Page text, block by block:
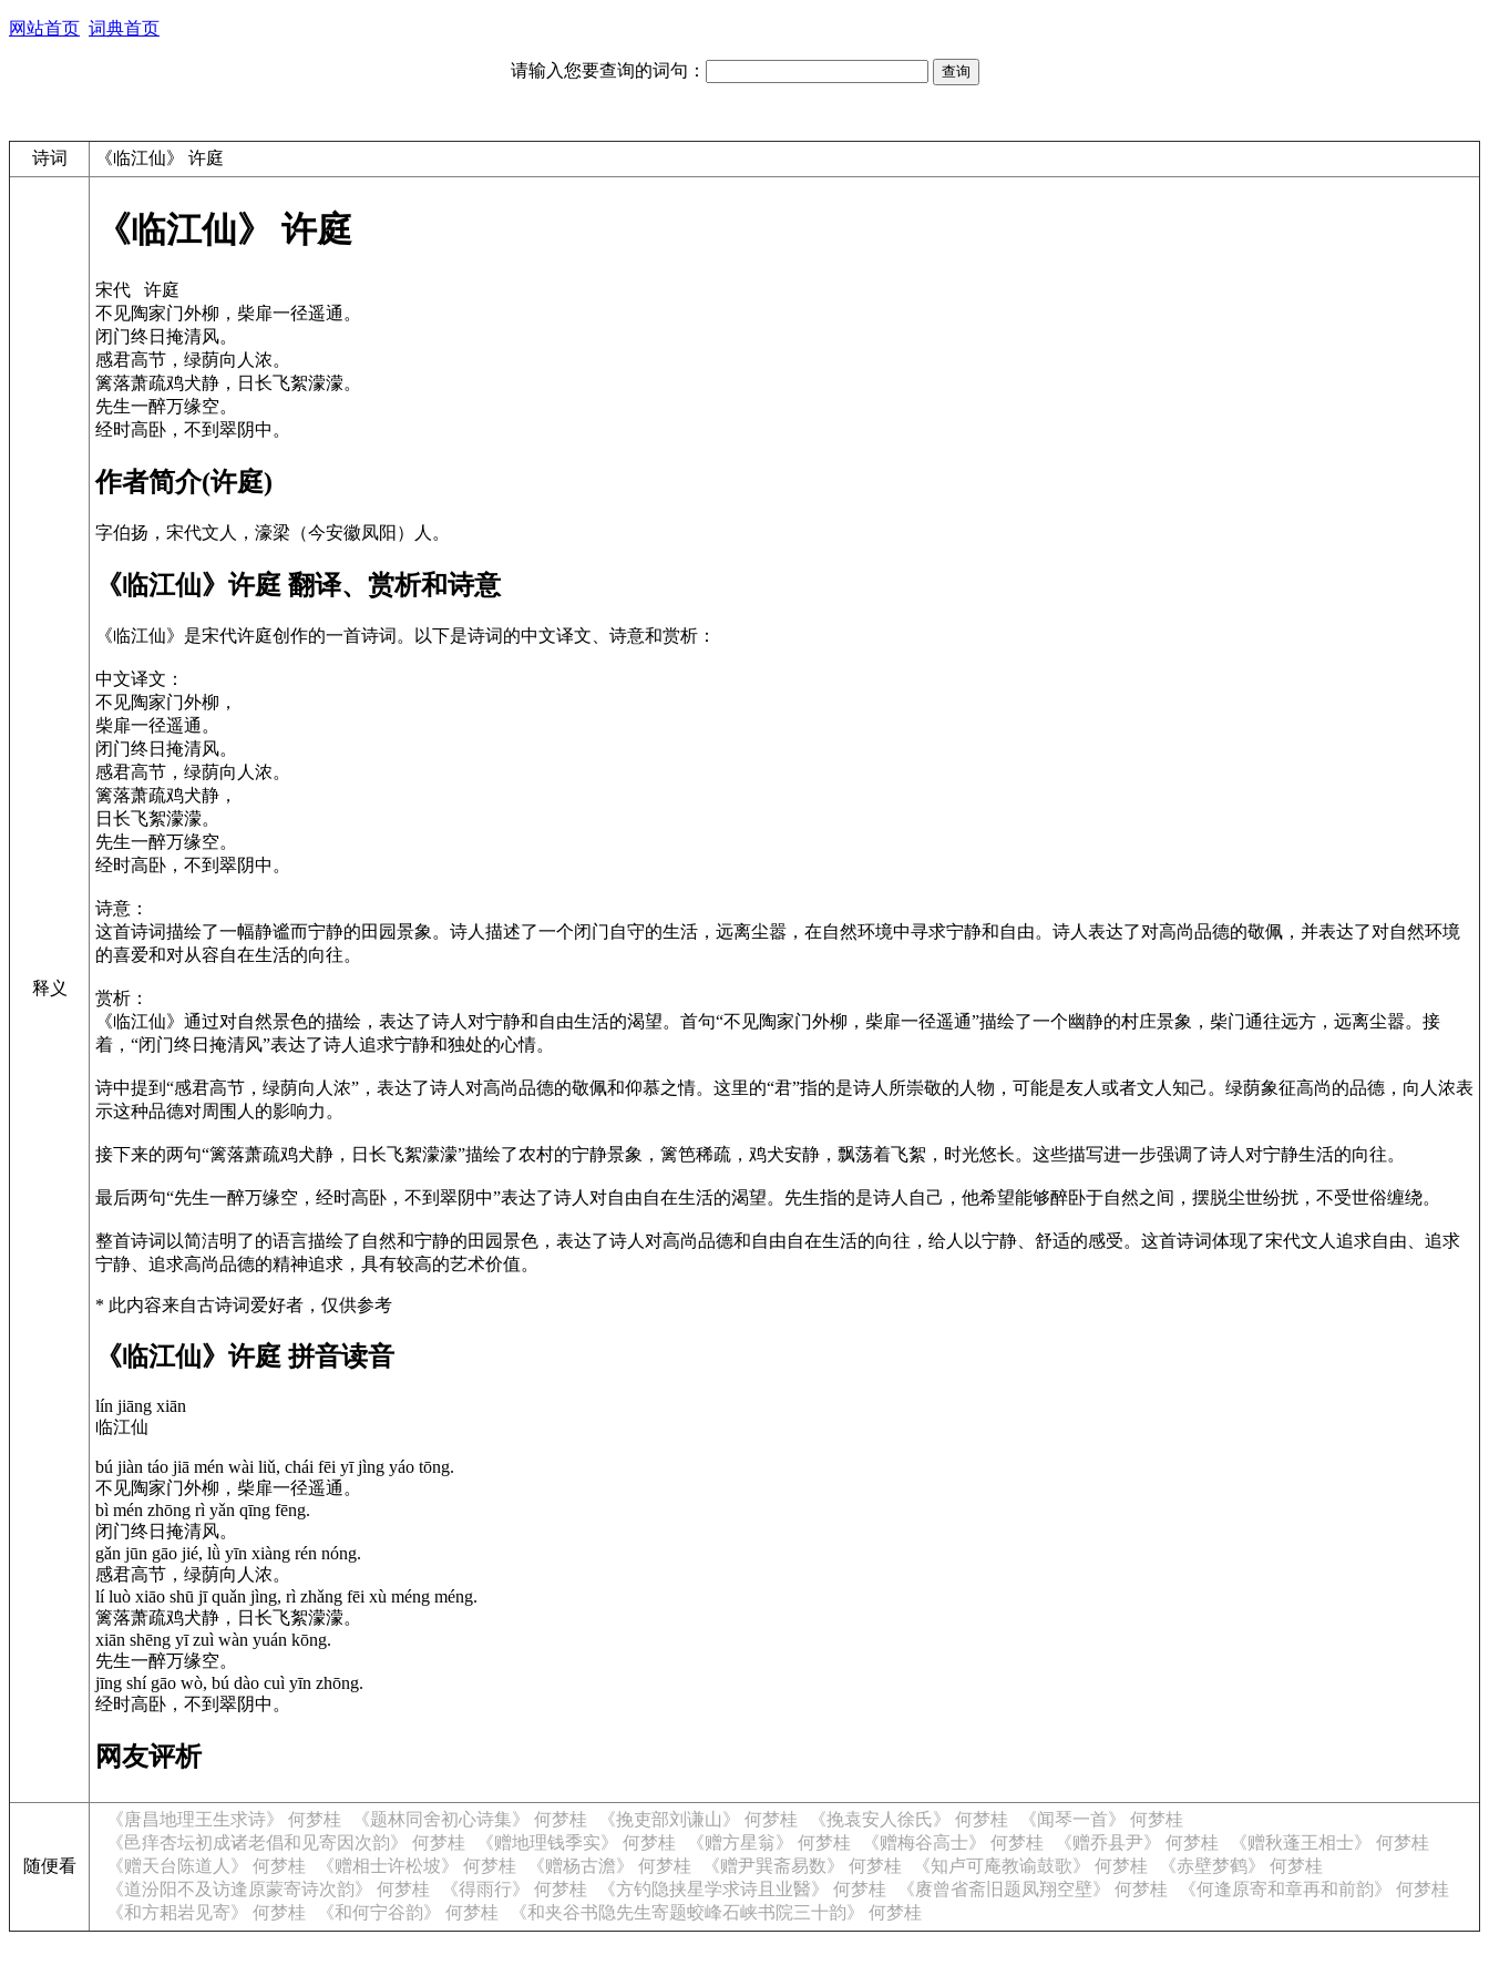
网站首页 词典首页
请输入您要查询的词句：
诗词 《临江仙》 许庭
释义
《临江仙》 许庭
宋代 许庭
不见陶家门外柳，柴扉一径遥通。
闭门终日掩清风。
感君高节，绿荫向人浓。
篱落萧疏鸡犬静，日长飞絮濛濛。
先生一醉万缘空。
经时高卧，不到翠阴中。
作者简介(许庭)
字伯扬，宋代文人，濠梁（今安徽凤阳）人。
《临江仙》许庭 翻译、赏析和诗意
《临江仙》是宋代许庭创作的一首诗词。以下是诗词的中文译文、诗意和赏析：
中文译文：
不见陶家门外柳，
柴扉一径遥通。
闭门终日掩清风。
感君高节，绿荫向人浓。
篱落萧疏鸡犬静，
日长飞絮濛濛。
先生一醉万缘空。
经时高卧，不到翠阴中。
诗意：
这首诗词描绘了一幅静谧而宁静的田园景象。诗人描述了一个闭门自守的生活，远离尘嚣，在自然环境中寻求宁静和自由。诗人表达了对高尚品德的敬佩，并表达了对自然环境
的喜爱和对从容自在生活的向往。
赏析：
《临江仙》通过对自然景色的描绘，表达了诗人对宁静和自由生活的渴望。首句“不见陶家门外柳，柴扉一径遥通”描绘了一个幽静的村庄景象，柴门通往远方，远离尘嚣。接
着，“闭门终日掩清风”表达了诗人追求宁静和独处的心情。
诗中提到“感君高节，绿荫向人浓”，表达了诗人对高尚品德的敬佩和仰慕之情。这里的“君”指的是诗人所崇敬的人物，可能是友人或者文人知己。绿荫象征高尚的品德，向人浓表
示这种品德对周围人的影响力。
接下来的两句“篱落萧疏鸡犬静，日长飞絮濛濛”描绘了农村的宁静景象，篱笆稀疏，鸡犬安静，飘荡着飞絮，时光悠长。这些描写进一步强调了诗人对宁静生活的向往。
最后两句“先生一醉万缘空，经时高卧，不到翠阴中”表达了诗人对自由自在生活的渴望。先生指的是诗人自己，他希望能够醉卧于自然之间，摆脱尘世纷扰，不受世俗缠绕。
整首诗词以简洁明了的语言描绘了自然和宁静的田园景色，表达了诗人对高尚品德和自由自在生活的向往，给人以宁静、舒适的感受。这首诗词体现了宋代文人追求自由、追求
宁静、追求高尚品德的精神追求，具有较高的艺术价值。
* 此内容来自古诗词爱好者，仅供参考
《临江仙》许庭 拼音读音
lín jiāng xiān
临江仙
bú jiàn táo jiā mén wài liǔ, chái fēi yī jìng yáo tōng.
不见陶家门外柳，柴扉一径遥通。
bì mén zhōng rì yǎn qīng fēng.
闭门终日掩清风。
gǎn jūn gāo jié, lǜ yīn xiàng rén nóng.
感君高节，绿荫向人浓。
lí luò xiāo shū jī quǎn jìng, rì zhǎng fēi xù méng méng.
篱落萧疏鸡犬静，日长飞絮濛濛。
xiān shēng yī zuì wàn yuán kōng.
先生一醉万缘空。
jīng shí gāo wò, bú dào cuì yīn zhōng.
经时高卧，不到翠阴中。
网友评析
随便看
《唐昌地理王生求诗》 何梦桂 《题林同舍初心诗集》 何梦桂 《挽吏部刘谦山》 何梦桂 《挽袁安人徐氏》 何梦桂
《闻琴一首》 何梦桂
《邑痒杏坛初成诸老倡和见寄因次韵》 何梦桂
《赠地理钱季实》 何梦桂 《赠方星翁》 何梦桂 《赠梅谷高士》 何梦桂 《赠乔县尹》 何梦桂
《赠秋蓬王相士》 何梦桂
《赠天台陈道人》 何梦桂
《赠相士许松坡》 何梦桂 《赠杨古澹》 何梦桂 《赠尹巽斋易数》 何梦桂 《知卢可庵教谕鼓歌》 何梦桂
《赤壁梦鹤》 何梦桂
《道汾阳不及访逢原蒙寄诗次韵》 何梦桂
《得雨行》 何梦桂 《方钓隐挟星学求诗且业醫》 何梦桂 《赓曾省斋旧题凤翔空壁》 何梦桂
《何逢原寄和章再和前韵》 何梦桂
《和方耜岩见寄》 何梦桂
《和何宁谷韵》 何梦桂 《和夹谷书隐先生寄题蛟峰石峡书院三十韵》 何梦桂